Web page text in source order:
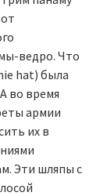
ведро. Что
hat) была
во время
армии
их в
Эти шляпы с